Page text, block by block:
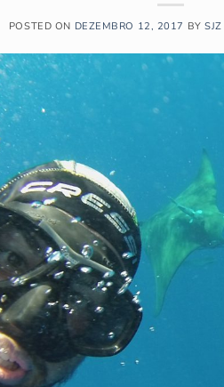
POSTED ON DEZEMBRO 12, 2017 BY